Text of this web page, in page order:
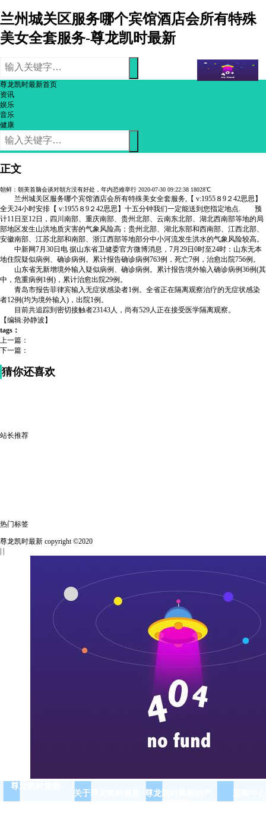
兰州城关区服务哪个宾馆酒店会所有特殊
美女全套服务-尊龙凯时最新
尊龙凯时最新首页
资讯
娱乐
音乐
健康
正文
朝鲜：朝美首脑会谈对朝方没有好处，年内恐难举行 2020-07-30 09:22:38 18028℃
兰州城关区服务哪个宾馆酒店会所有特殊美女全套服务,【 v:1955８9２42思思】
全天24小时安排【 v:1955８9２42思思】十五分钟我们一定能送到您指定地点. 预
计11日至12日，四川南部、重庆南部、贵州北部、云南东北部、湖北西南部等地的局
部地区发生山洪地质灾害的气象风险高；贵州北部、湖北东部和西南部、江西北部、
安徽南部、江苏北部和南部、浙江西部等地部分中小河流发生洪水的气象风险较高。
中新网7月30日电 据山东省卫健委官方微博消息，7月29日0时至24时：山东无本
地住院疑似病例、确诊病例。累计报告确诊病例763例，死亡7例，治愈出院756例。
山东省无新增境外输入疑似病例、确诊病例。累计报告境外输入确诊病例36例(其
中，危重病例1例)，累计治愈出院29例。
青岛市报告菲律宾输入无症状感染者1例。全省正在隔离观察治疗的无症状感染
者12例(均为境外输入)，出院1例。
目前共追踪到密切接触者23143人，尚有529人正在接受医学隔离观察。
【编辑:孙静波】
tags：
上一篇：
下一篇：
猜你还喜欢
站长推荐
热门标签
尊龙凯时最新 copyright ©2020
尊龙凯时最新
关于尊龙凯时最新
尊龙凯时最新的产
新闻中心